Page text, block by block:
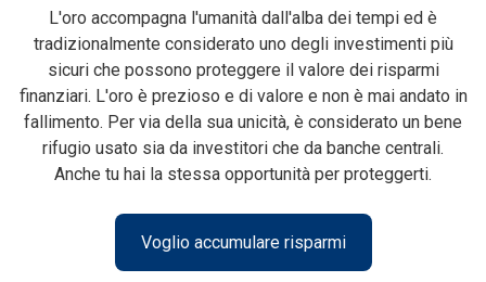
L'oro accompagna l'umanità dall'alba dei tempi ed è
tradizionalmente considerato uno degli investimenti più
sicuri che possono proteggere il valore dei risparmi
finanziari. L'oro è prezioso e di valore e non è mai andato in
fallimento. Per via della sua unicità, è considerato un bene
rifugio usato sia da investitori che da banche centrali.
Anche tu hai la stessa opportunità per proteggerti.
Voglio accumulare risparmi